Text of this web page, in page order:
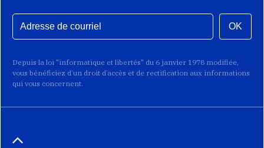
OK
Depuis la loi "informatique et libertés" du 6 janvier 1978 modifiée,
vous bénéficiez d’un droit d’accès et de rectification aux informations
qui vous concernent.